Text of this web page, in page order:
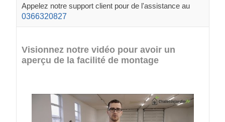
Appelez notre support client pour de l'assistance au
0366320827
Visionnez notre vidéo pour avoir un
aperçu de la facilité de montage